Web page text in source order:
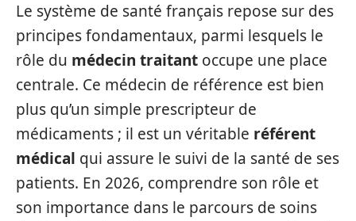
Le système de santé français repose sur des
principes fondamentaux, parmi lesquels le
rôle du médecin traitant occupe une place
centrale. Ce médecin de référence est bien
plus qu’un simple prescripteur de
médicaments ; il est un véritable référent
médical qui assure le suivi de la santé de ses
patients. En 2026, comprendre son rôle et
son importance dans le parcours de soins